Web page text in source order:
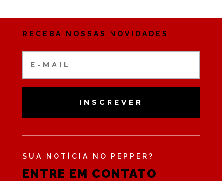
RECEBA NOSSAS NOVIDADES
INSCREVER
SUA NOTÍCIA NO PEPPER?
ENTRE EM CONTATO